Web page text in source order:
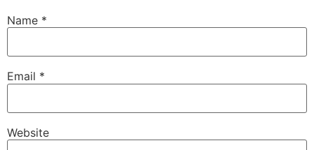
Name *
Email *
Website